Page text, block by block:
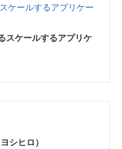
ケールするアプリケー
ケールするアプリケ
シヒロ）